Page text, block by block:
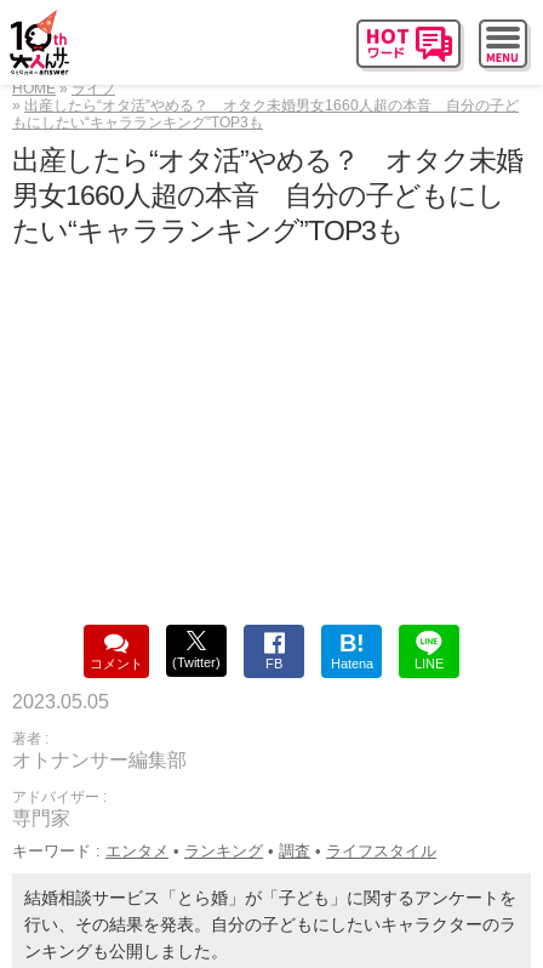
HOME
ライフ
出産したら“オタ活”やめる？ オタク未婚男女1660人超の本音 自分の子ど
もにしたい“キャラランキング”TOP3も
出産したら“オタ活”やめる？ オタク未婚
男女1660人超の本音 自分の子どもにし
たい“キャラランキング”TOP3も
コメント (Twitter) FB
B!
Hatena LINE
2023.05.05
著者 :
オトナンサー編集部
アドバイザー :
専門家
キーワード : エンタメ • ランキング • 調査 • ライフスタイル
結婚相談サービス「とら婚」が「子ども」に関するアンケートを
行い、その結果を発表。自分の子どもにしたいキャラクターのラ
ンキングも公開しました。